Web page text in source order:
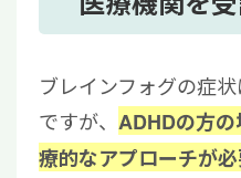
ブレインフォグの症
ですが、 ADHDの方
療的なアプローチが